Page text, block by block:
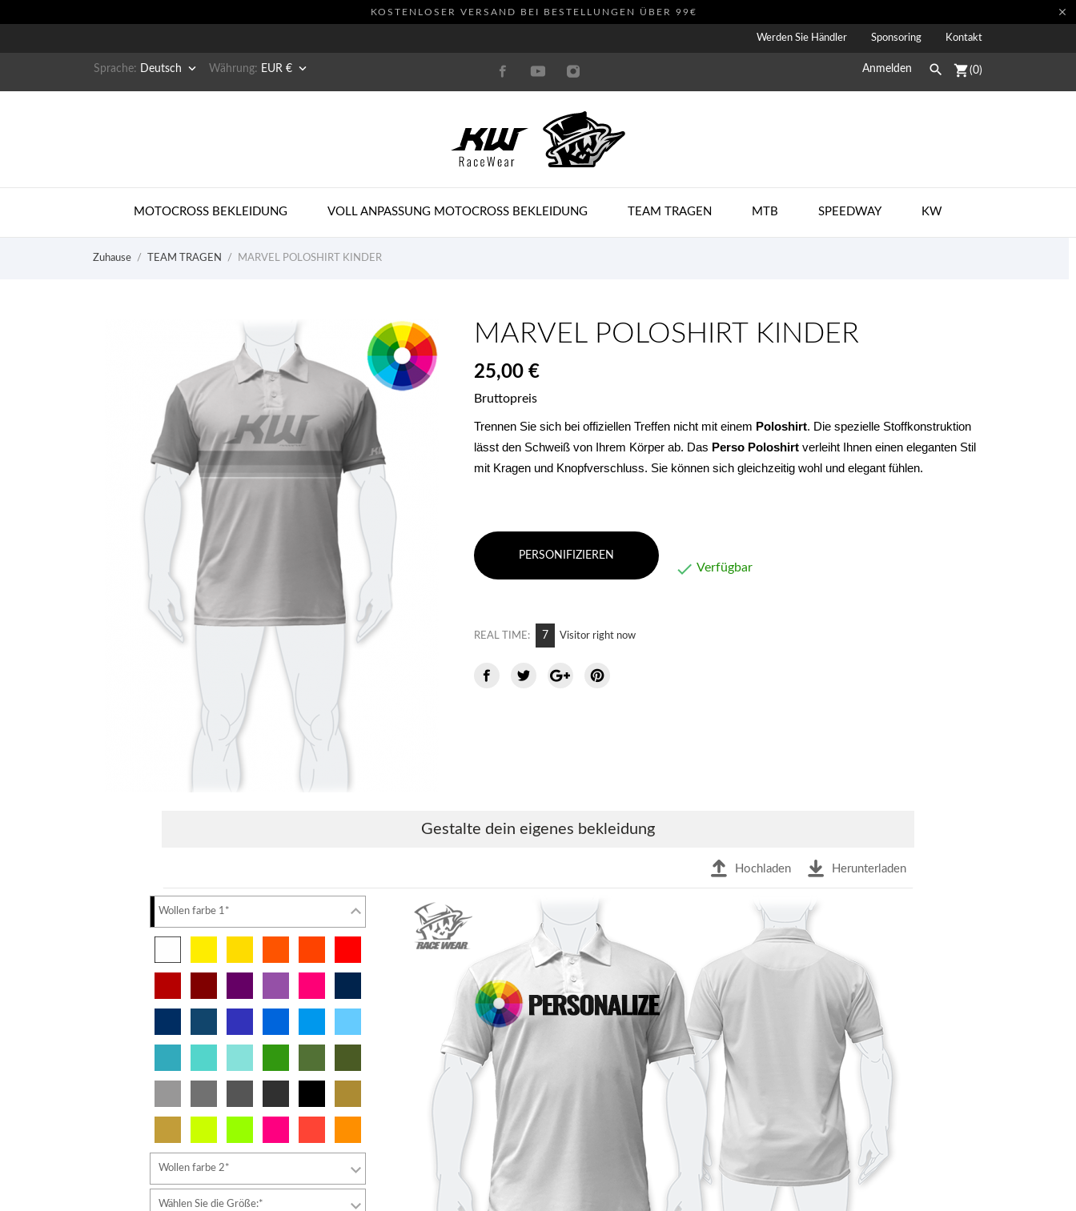
KOSTENLOSER VERSAND BEI BESTELLUNGEN ÜBER 99€ 
Werden Sie Händler Sponsoring Kontakt
Sprache: Deutsch  Währung: EUR €  Anmelden  shopping_cart(0)
MOTOCROSS BEKLEIDUNG VOLL ANPASSUNG MOTOCROSS BEKLEIDUNG TEAM TRAGEN MTB SPEEDWAY KW
Zuhause TEAM TRAGEN MARVEL POLOSHIRT KINDER
MARVEL POLOSHIRT KINDER
25,00 €
Bruttopreis
Trennen Sie sich bei offiziellen Treffen nicht mit einem Poloshirt. Die spezielle Stoffkonstruktion
lässt den Schweiß von Ihrem Körper ab. Das Perso Poloshirt verleiht Ihnen einen eleganten Stil
mit Kragen und Knopfverschluss. Sie können sich gleichzeitig wohl und elegant fühlen.
PERSONIFIZIEREN
 Verfügbar
REAL TIME: 6 Visitor right now
Gestalte dein eigenes bekleidung
Hochladen Herunterladen
Wollen farbe 1*
Wollen farbe 2*
Wählen Sie die Größe:*